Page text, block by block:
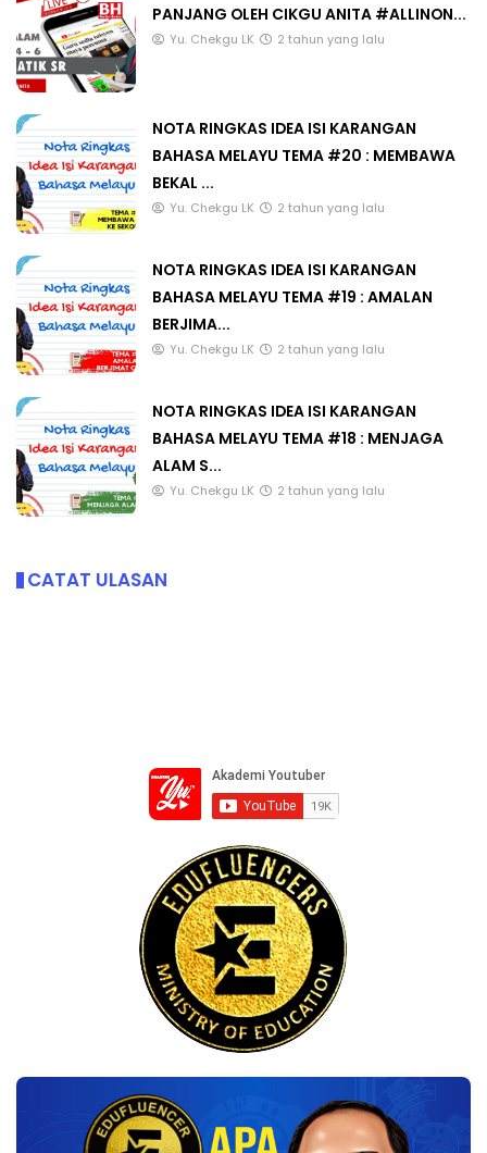
PANJANG OLEH CIKGU ANITA #ALLINON...
Yu. Chekgu LK 2 tahun yang lalu
NOTA RINGKAS IDEA ISI KARANGAN
BAHASA MELAYU TEMA #20 : MEMBAWA
BEKAL ...
Yu. Chekgu LK 2 tahun yang lalu
NOTA RINGKAS IDEA ISI KARANGAN
BAHASA MELAYU TEMA #19 : AMALAN
BERJIMA...
Yu. Chekgu LK 2 tahun yang lalu
NOTA RINGKAS IDEA ISI KARANGAN
BAHASA MELAYU TEMA #18 : MENJAGA
ALAM S...
Yu. Chekgu LK 2 tahun yang lalu
CATAT ULASAN